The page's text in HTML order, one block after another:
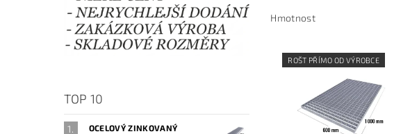
TOP 10
OCELOVÝ ZINKOVANÝ
Hmotnost
ROŠT PŘÍMO OD VÝROBCE